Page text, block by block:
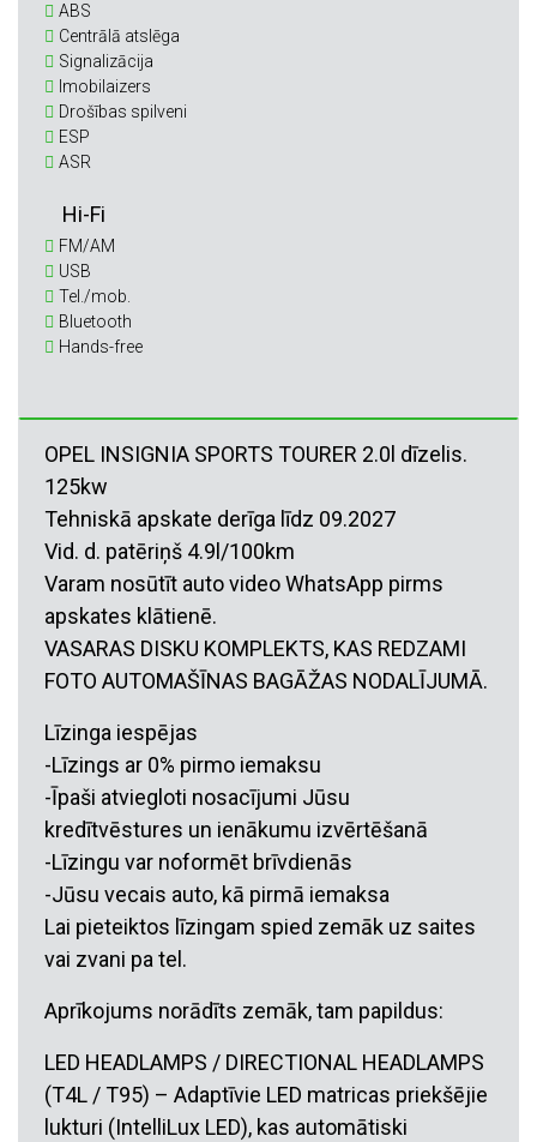
ABS
Centrālā atslēga
Signalizācija
Imobilaizers
Drošības spilveni
ESP
ASR
Hi-Fi
FM/AM
USB
Tel./mob.
Bluetooth
Hands-free
OPEL INSIGNIA SPORTS TOURER 2.0l dīzelis.
125kw
Tehniskā apskate derīga līdz 09.2027
Vid. d. patēriņš 4.9l/100km
Varam nosūtīt auto video WhatsApp pirms
apskates klātienē.
VASARAS DISKU KOMPLEKTS, KAS REDZAMI
FOTO AUTOMAŠĪNAS BAGĀŽAS NODALĪJUMĀ.
Līzinga iespējas
-Līzings ar 0% pirmo iemaksu
-Īpaši atviegloti nosacījumi Jūsu
kredītvēstures un ienākumu izvērtēšanā
-Līzingu var noformēt brīvdienās
-Jūsu vecais auto, kā pirmā iemaksa
Lai pieteiktos līzingam spied zemāk uz saites
vai zvani pa tel.
Aprīkojums norādīts zemāk, tam papildus:
LED HEADLAMPS / DIRECTIONAL HEADLAMPS
(T4L / T95) – Adaptīvie LED matricas priekšējie
lukturi (IntelliLux LED), kas automātiski